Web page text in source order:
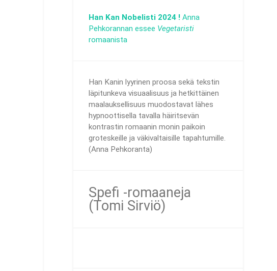
Han Kan Nobelisti 2024 ! Anna
Pehkorannan essee Vegetaristi
romaanista
Han Kanin lyyrinen proosa sekä tekstin
läpitunkeva visuaalisuus ja hetkittäinen
maalauksellisuus muodostavat lähes
hypnoottisella tavalla häiritsevän
kontrastin romaanin monin paikoin
groteskeille ja väkivaltaisille tapahtumille.
(Anna Pehkoranta)
Spefi -romaaneja
(Tomi Sirviö)